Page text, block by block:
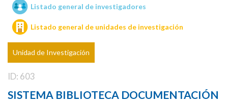
Unidades de investigación
Listado general de investigadores
Listado general de unidades de investigación
Unidad de Investigación
ID: 603
SISTEMA BIBLIOTECA DOCUMENTACIÓN